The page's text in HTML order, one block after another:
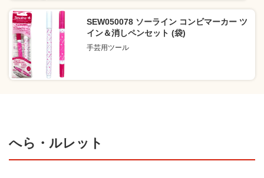
SEW050078 ソーライン コンビマーカー ツ
イン＆消しペンセット (袋)
手芸用ツール
へら・ルレット